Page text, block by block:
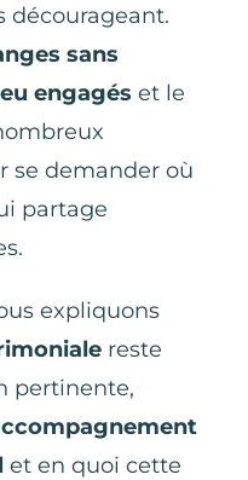
décourageant.
sans
engagés et le
se demander où
partage
expliquons
reste
pertinente,
et en quoi cette